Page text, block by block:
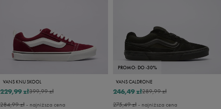
VANS KNU SKOOL
399,99 zł
229,99 zł
284,99 zł- najniższa cena
PROMO: DO -30%
VANS CALDRONE
289,99 zł
246,49 zł
275,49 zł- najniższa cena